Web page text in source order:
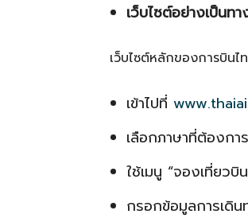
เว็บไซต์อย่างเป็นท
เว็บไซต์หลักของการบินไ
เข้าไปที่
เลือกภาษาที่ต้องกา
ใช้เมนู “จองเที่ยวบิ
กรอกข้อมูลการเดิ